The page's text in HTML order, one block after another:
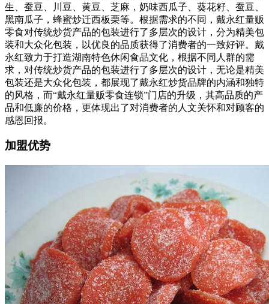
生、蚕豆、川豆、黄豆、芝麻，奶味西瓜子、葵花籽、蚕豆、
黑南瓜子，蜂蜜炒迁西板栗等。根据需求的不同，戴永红量贩
零食对传统炒货产品的包装进行了多层次的设计，分为精美包
装和大众化包装，以优良的品质获得了消费者的一致好评。戴
永红致力于打造湖南特色休闲食品文化，根据不同人群的需
求，对传统炒货产品的包装进行了多层次的设计，无论是精美
包装还是大众化包装，都展现了戴永红炒货品牌的内涵和独特
的风格，而“戴永红量贩零食连锁”门店的升级，其高品质的产
品和低廉的价格，更体现出了对消费者的人文关怀和对顾客的
感恩回报。
加盟优势